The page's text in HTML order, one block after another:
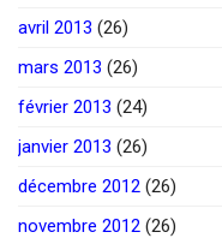
avril 2013 (26)
mars 2013 (26)
février 2013 (24)
janvier 2013 (26)
décembre 2012 (26)
novembre 2012 (26)